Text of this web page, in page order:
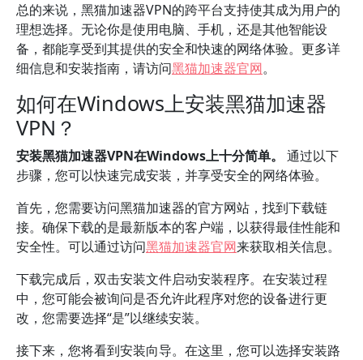
总的来说，黑猫加速器VPN的跨平台支持使其成为用户的
理想选择。无论你是使用电脑、手机，还是其他智能设
备，都能享受到其提供的安全和快速的网络体验。更多详
细信息和安装指南，请访问黑猫加速器官网。
如何在Windows上安装黑猫加速器
VPN？
安装黑猫加速器VPN在Windows上十分简单。
通过以下
步骤，您可以快速完成安装，并享受安全的网络体验。
首先，您需要访问黑猫加速器的官方网站，找到下载链
接。确保下载的是最新版本的客户端，以获得最佳性能和
安全性。可以通过访问黑猫加速器官网来获取相关信息。
下载完成后，双击安装文件启动安装程序。在安装过程
中，您可能会被询问是否允许此程序对您的设备进行更
改，您需要选择“是”以继续安装。
接下来，您将看到安装向导。在这里，您可以选择安装路